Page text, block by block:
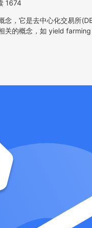
1674
念，它是去中心化交易所
关的概念，如 yield